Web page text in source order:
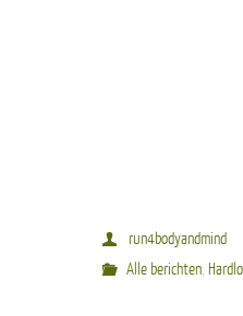
run4bodyandmind
Alle berichten,